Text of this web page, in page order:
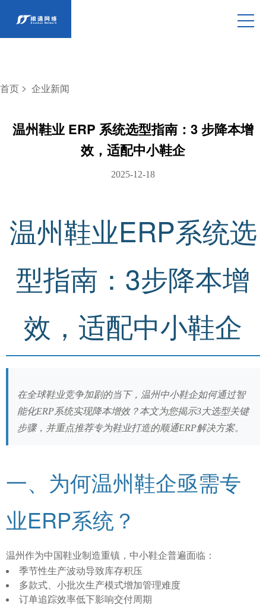
首页 > 企业新闻
温州鞋业 ERP 系统选型指南：3 步降本增
效，适配中小鞋企
2025-12-18
温州鞋业ERP系统选
型指南：3步降本增
效，适配中小鞋企
在全球鞋业竞争加剧的当下，温州中小鞋企如何通过智
能化ERP系统实现降本增效？本文为您揭示3大选型关键
步骤，并重点推荐专为鞋业打造的顺通ERP解决方案。
一、为何温州鞋企亟需专
业ERP系统？
温州作为中国鞋业制造重镇，中小鞋企普遍面临：
季节性生产波动导致库存积压
多款式、小批次生产模式增加管理难度
订单追踪效率低下影响交付周期